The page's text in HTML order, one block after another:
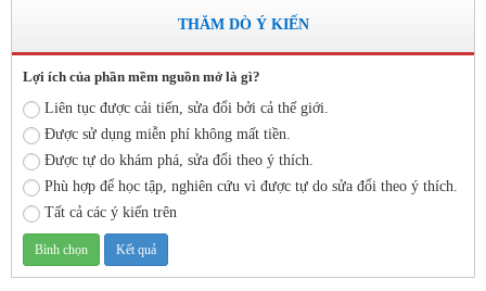
KẾ HOẠCH BỒI DƯỠNG VÀ PHÁT TRIỂN ĐỘI NGŨ NĂM
HỌC 2019- 2020
Thời gian đăng: 11/06/2020
lượt xem: 8577 | lượt tải:2798
Số: 03 /KH-THVY ngày 17/9�
KẾ HOẠCH CÔNG TÁC KIỂM TRA NỘI BỘ NĂM HỌC
2019– 2020
Thời gian đăng: 11/06/2020
lượt xem: 11757 | lượt tải:671
THĂM DÒ Ý KIẾN
Lợi ích của phần mềm nguồn mở là gì?
Liên tục được cải tiến, sửa đổi bởi cả thế giới.
Được sử dụng miễn phí không mất tiền.
Được tự do khám phá, sửa đổi theo ý thích.
Phù hợp để học tập, nghiên cứu vì được tự do sửa đổi theo ý thích.
Tất cả các ý kiến trên